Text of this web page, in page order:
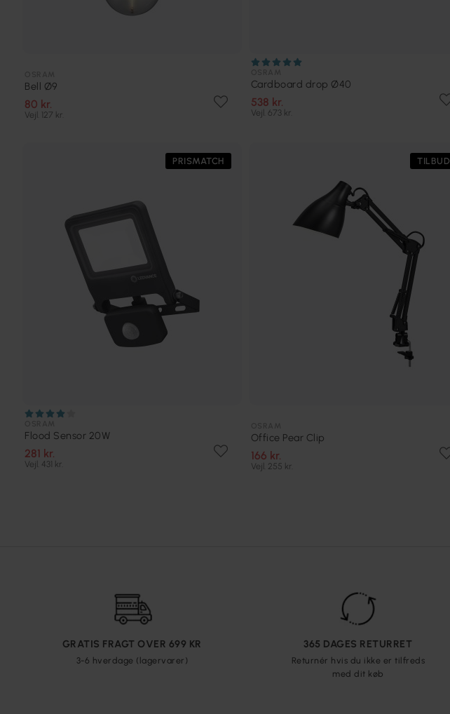
Bell Ø9
80 kr.
Vejl. 127 kr.
Cardboard drop Ø40
538 kr.
Vejl. 673 kr.
PRISMATCH
Flood Sensor 20W
281 kr.
Vejl. 431 kr.
TILBUD
Office Pear Clip
166 kr.
Vejl. 255 kr.
GRATIS FRAGT OVER 699 KR
3-6 hverdage (lagervarer)
365 DAGES RETURRET
Returnér hvis du ikke er tilfreds
med dit køb